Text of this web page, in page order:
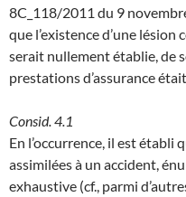
8C_118/2011 du 9
que l’existence d’une lésion
serait nullement établie, de
prestations d’assurance
Consid. 4.1
En l’occurrence, il est établi
assimilées à un accident,
exhaustive (cf., parmi